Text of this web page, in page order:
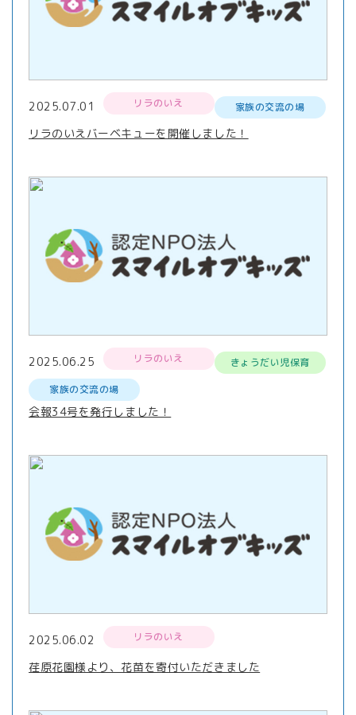
2025.07.01 リラのいえ 家族の交流の場
リラのいえバーベキューを開催しました！
2025.06.25 リラのいえ
きょうだい児保育
家族の交流の場
会報34号を発行しました！
2025.06.02 リラのいえ
荏原花園様より、花苗を寄付いただきました